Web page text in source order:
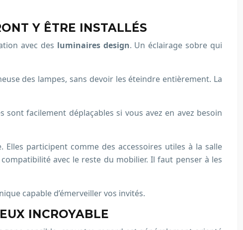
Y ÊTRE INSTALLÉS
avec des luminaires design. Un éclairage sobre qui
des lampes, sans devoir les éteindre entièrement. La
facilement déplaçables si vous avez en avez besoin
participent comme des accessoires utiles à la salle
avec le reste du mobilier. Il faut penser à les
capable d’émerveiller vos invités.
INCROYABLE